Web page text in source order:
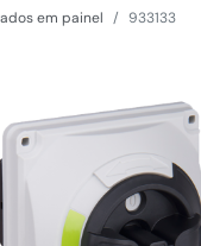
em painel
933133